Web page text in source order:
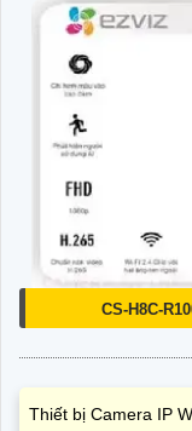
CS-H8C-
Thiết bị Camera IP